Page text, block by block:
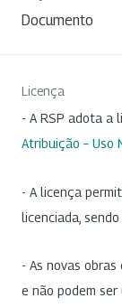
Documento
Licença
- A RSP adota a
Atribuição – Uso
- A licença
licenciada,
- As novas
e não podem ser